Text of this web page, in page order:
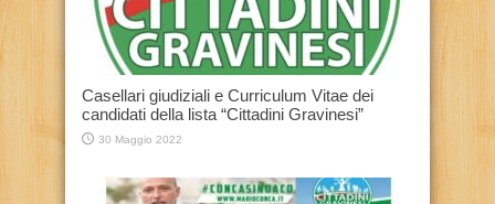
Casellari giudiziali e Curriculum Vitae dei
candidati della lista “Cittadini Gravinesi”
30 Maggio 2022